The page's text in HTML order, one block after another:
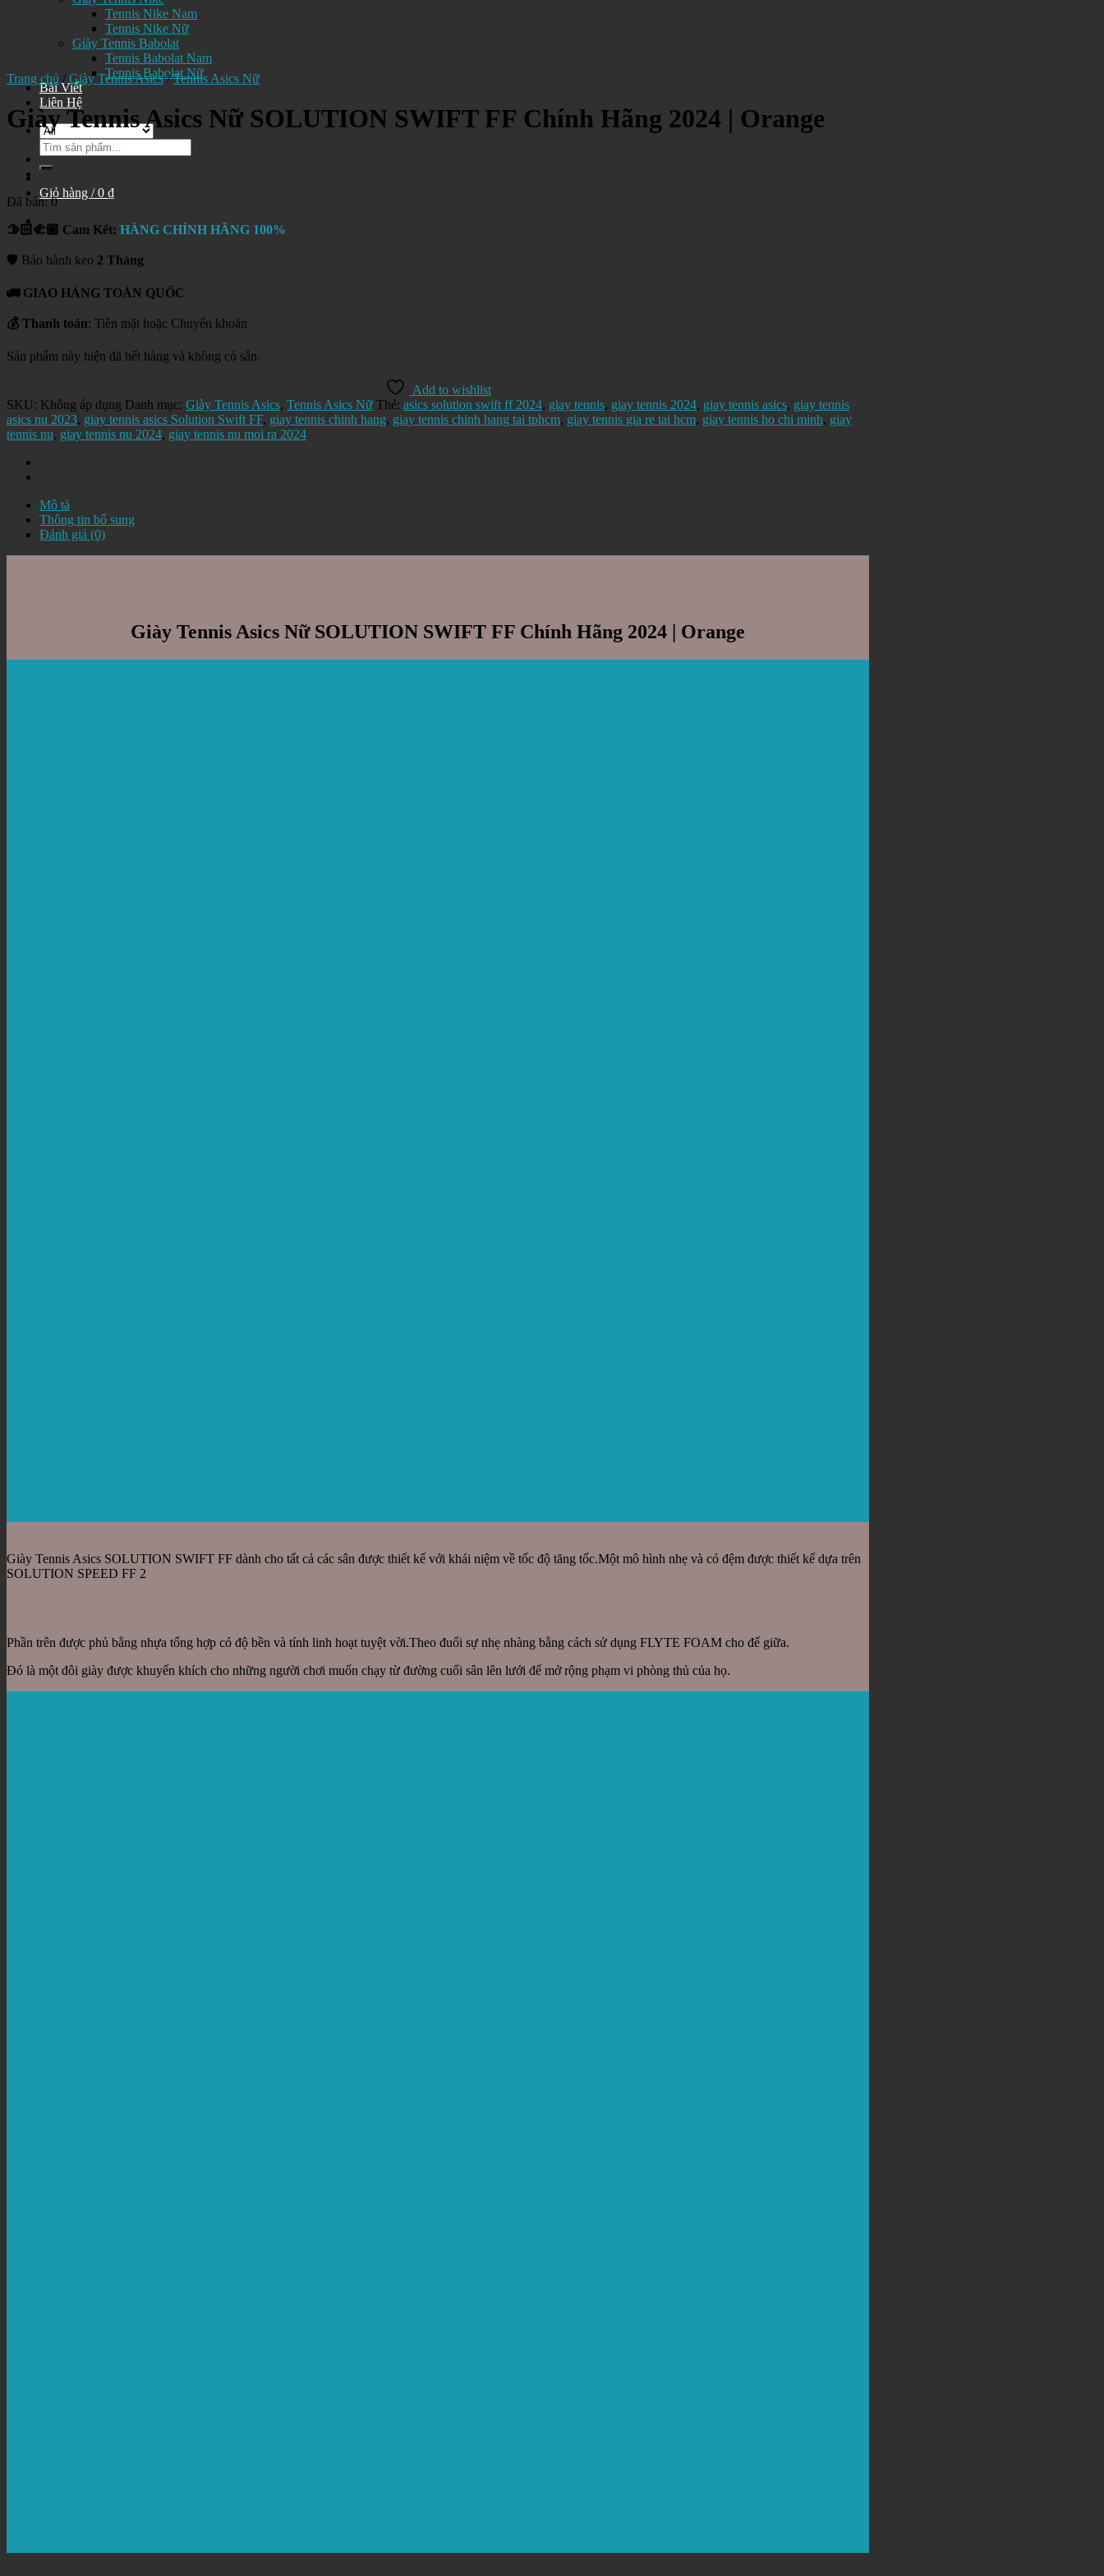
Tennis Nike Nam
Tennis Nike Nữ
Giày Tennis Babolat
Tennis Babolat Nam
Tennis Babolat Nữ
Bài Viết
Liên Hệ
Tìm
kiếm:
Giỏ hàng /0 ₫
Trang chủ / Giày Tennis Asics / Tennis Asics Nữ
Giày Tennis Asics Nữ SOLUTION SWIFT FF Chính Hãng 2024 | Orange
Đã bán: 0
🫱🏻‍🫲🏾 Cam Kết: HÀNG CHÍNH HÃNG 100%
🛡️ Bảo hành keo 2 Tháng
🚛 GIAO HÀNG TOÀN QUỐC
💰 Thanh toán: Tiền mặt hoặc Chuyển khoản
Sản phẩm này hiện đã hết hàng và không có sẵn.
Add to wishlist
SKU: Không áp dụng Danh mục: Giày Tennis Asics, Tennis Asics Nữ Thẻ: asics solution swift ff 2024, giay tennis, giay tennis 2024, giay tennis asics, giay tennis
asics nu 2023, giay tennis asics Solution Swift FF, giay tennis chinh hang, giay tennis chinh hang tai tphcm, giay tennis gia re tai hcm, giay tennis ho chi minh, giay
tennis nu, giay tennis nu 2024, giay tennis nu moi ra 2024
Mô tả
Thông tin bổ sung
Đánh giá (0)
Giày Tennis Asics Nữ SOLUTION SWIFT FF Chính Hãng 2024 | Orange
Giày Tennis Asics SOLUTION SWIFT FF dành cho tất cả các sân được thiết kế với khái niệm về tốc độ tăng tốc.Một mô hình nhẹ và có đệm được thiết kế dựa trên
SOLUTION SPEED FF 2
Phần trên được phủ bằng nhựa tổng hợp có độ bền và tính linh hoạt tuyệt vời.Theo đuổi sự nhẹ nhàng bằng cách sử dụng FLYTE FOAM cho đế giữa.
Đó là một đôi giày được khuyến khích cho những người chơi muốn chạy từ đường cuối sân lên lưới để mở rộng phạm vi phòng thủ của họ.